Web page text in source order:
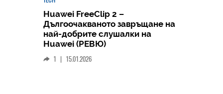
Huawei FreeClip 2 –
Дългоочакваното завръщане на
най-добрите слушалки на
Huawei (РЕВЮ)
1 | 15.01.2026